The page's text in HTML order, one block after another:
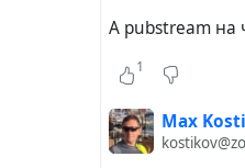
А pubstream на
1
Max